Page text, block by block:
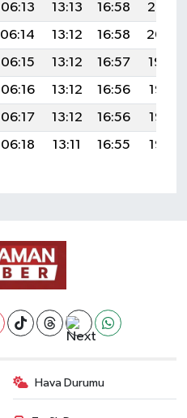
06:13 13:13 16:58
20:02
06:14 13:12 16:58
20:00
06:15 13:12 16:57
19:59
06:16 13:12 16:56
19:58
06:17 13:12 16:56
19:56
06:18 13:11 16:55 19:55
Hava Durumu